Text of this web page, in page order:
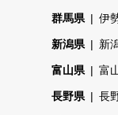
群馬県 伊
新潟県 新
富山県 富
長野県 長